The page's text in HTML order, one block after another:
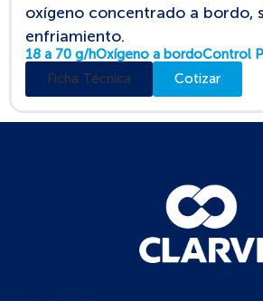
oxígeno concentrado a bordo,
enfriamiento.
18 a 70 g/hOxígeno a bordoControl
Ficha Técnica
Cotizar